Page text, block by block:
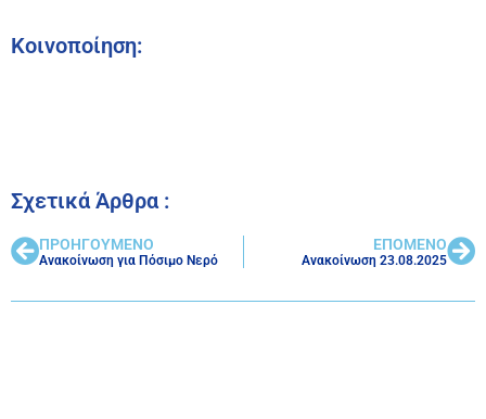
Κοινοποίηση:
Σχετικά Άρθρα :
ΠΡΟΗΓΟΥΜΕΝΟ
Ανακοίνωση για Πόσιμο Νερό
ΕΠΟΜΕΝΟ
Ανακοίνωση 23.08.2025